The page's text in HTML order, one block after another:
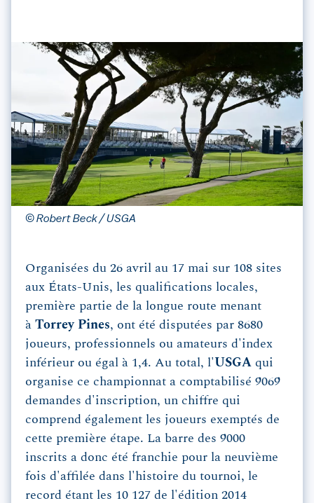
© Robert Beck / USGA
Organisées du 26 avril au 17 mai sur 108 sites
aux États-Unis, les qualifications locales,
première partie de la longue route menant
à Torrey Pines, ont été disputées par 8680
joueurs, professionnels ou amateurs d'index
inférieur ou égal à 1,4. Au total, l' USGA qui
organise ce championnat a comptabilisé 9069
demandes d'inscription, un chiffre qui
comprend également les joueurs exemptés de
cette première étape. La barre des 9000
inscrits a donc été franchie pour la neuvième
fois d'affilée dans l'histoire du tournoi, le
record étant les 10 127 de l'édition 2014